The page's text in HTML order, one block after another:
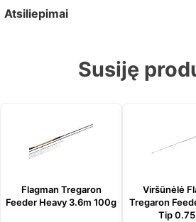
Atsiliepimai
Susiję
Flagman Tregaron
Feeder Heavy 3.6m 100g
Viršūnėlė
Tregaron
Tip